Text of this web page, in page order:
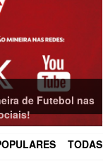
de Futebol nas
TODAS